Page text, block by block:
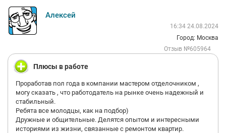
Алексей
16:34 24.08.2024
Город: Москва
Отзыв №605964
Плюсы в работе
Проработав пол года в компании мастером отделочником ,
могу сказать , что работодатель на рынке очень надежный и
стабильный.
Ребята все молодцы, как на подбор)
Дружные и общительные. Делятся опытом и интересными
историями из жизни, связанные с ремонтом квартир.